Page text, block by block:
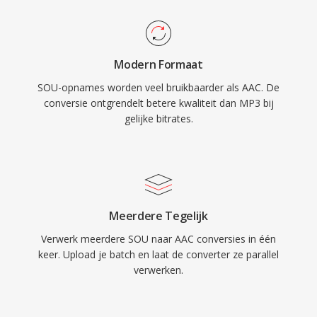
ogenblikkelijk is, omdat de ruwe PCM-samples
in één WAV- of AIFF-header kunnen worden
gewikkeld zonder enige transcodering.
Ten derde garandeert de brede adoptie door
Apple en andere partijen dat vrijwel elk modern
apparaat, elke browser en elke mediaspeler
AAC-content native kan afspelen zonder extra
plug-ins.
Modern Formaat
SOU-opnames worden veel bruikbaarder als AAC. De
conversie ontgrendelt betere kwaliteit dan MP3 bij
gelijke bitrates.
Meerdere Tegelijk
Verwerk meerdere SOU naar AAC conversies in één
keer. Upload je batch en laat de converter ze parallel
verwerken.